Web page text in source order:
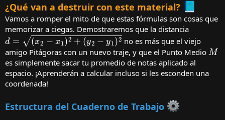
¿Qué van a destruir con este material?
Vamos a romper el mito de que estas fórmulas son cosas que
memorizar a ciegas. Demostraremos que la distancia
d=(x2−x1)2+(y2−y1)2
no es más que el viejo
amigo Pitágoras con un nuevo traje, y que el Punto Medio M
es simplemente sacar tu promedio de notas aplicado al
espacio. ¡Aprenderán a calcular incluso si les esconden una
coordenada!
Estructura del Cuaderno de Trabajo